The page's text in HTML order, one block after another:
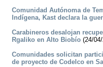
Comunidad Autónoma de
Indígena, Kast declara la
Carabineros desalojan
Rgaliko en Alto Biobío (24/
Comunidades solicitan
de proyecto de Codelco en